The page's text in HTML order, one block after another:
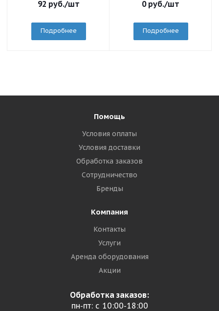
92 руб./шт
Подробнее
0руб./шт
Подробнее
Помощь
Условия оплаты
Условия доставки
Обработка заказов
Сотрудничество
Бренды
Компания
Контакты
Услуги
Аренда оборудования
Акции
Обработка заказов:
пн-пт: с 10:00-18:00